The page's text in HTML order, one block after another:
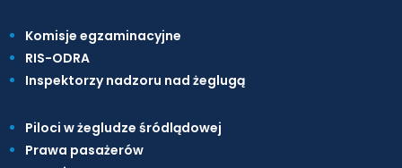
Komisje egzaminacyjne
RIS-ODRA
Inspektorzy nadzoru nad żeglugą
Piloci w żegludze śródlądowej
Prawa pasażerów